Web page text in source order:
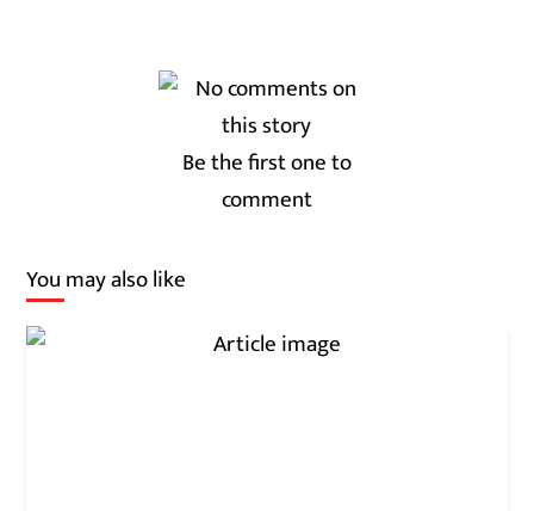
Be the first one to
comment
You may also like